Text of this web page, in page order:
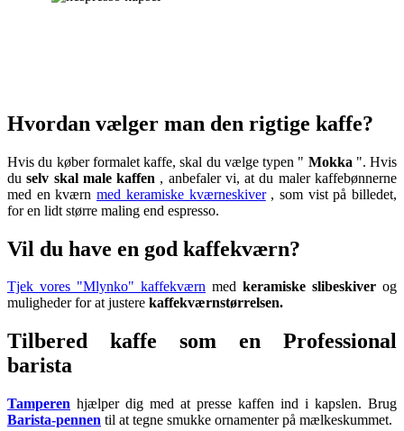
Hvordan vælger man den rigtige kaffe?
Hvis du køber formalet kaffe, skal du vælge typen " Mokka ". Hvis
duselv skal male kaffen , anbefaler vi, at du maler kaffebønnerne
med en kværnmed keramiske kværneskiver, som vist på billedet,
for en lidt større maling end espresso.
Vil du have en god kaffekværn?
Tjek vores "Mlynko" kaffekværn med keramiske slibeskiver og
muligheder for at justere kaffekværnstørrelsen.
Tilbered kaffe som en Professional
barista
Tamperen hjælper dig med at presse kaffen ind i kapslen. Brug
Barista-pennen til at tegne smukke ornamenter på mælkeskummet.